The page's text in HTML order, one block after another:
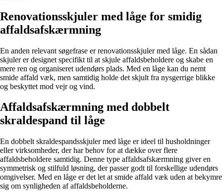
Renovationsskjuler med låge for smidig
affaldsafskærmning
En anden relevant søgefrase er renovationsskjuler med låge. En sådan
skjuler er designet specifikt til at skjule affaldsbeholdere og skabe en
mere ren og organiseret udendørs plads. Med en låge kan du nemt
smide affald væk, men samtidig holde det skjult fra nysgerrige blikke
og beskyttet mod vejr og vind.
Affaldsafskærmning med dobbelt
skraldespand til låge
En dobbelt skraldespandsskjuler med låge er ideel til husholdninger
eller virksomheder, der har behov for at dække over flere
affaldsbeholdere samtidig. Denne type affaldsafskærmning giver en
symmetrisk og stilfuld løsning, der passer godt til forskellige udendørs
omgivelser. Med en låge er det let at smide affald væk uden at bekymre
sig om synligheden af affaldsbeholderne.